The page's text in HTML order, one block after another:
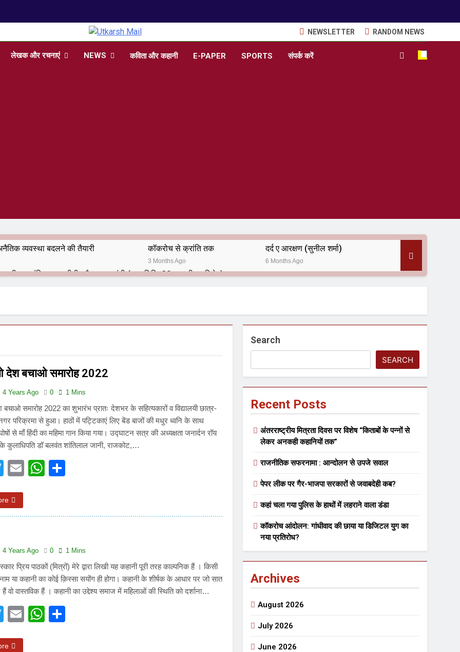
Mail
NEWSLETTER RANDOM NEWS
लेखक और रचनाएं NEWS कविता और कहानी E-PAPER SPORTS संपर्क करें
व्यवस्था बदलने की तैयारी कॉकरोच से क्रांति तक
3 Months Ago
दर्द ए आरक्षण (सुनील शर्मा)
6 Months Ago
भारतीय राजनीति में आज भी प्रासांगिक एव अद्वीतीय है महात्मा गांधी (पुण्य तिथि-30 जनवरी पर विशेष)
बंदा सिंह बहादुर की स्मृति में स्मारक निर्माण की दिशा में बढ़ते कदम
9 आतंकी ठिकानों पर भारत ने की एयर स्ट्राइक (ऑपरेशन सिन्दूर)
समाज समन्वय समिति के व्दारा‌ ‘राष्ट्रीय प्रबुद्ध ब्राह्मण‌ महासम्मेलन‌’ का सफल आयोजन
विलियम्स: एक ऐतिहासिक वापसी
(सम्पादकीय)
को मिला बेस्ट वालंटियर अवॉर्ड–लाल बिहारी लाल समाज सेवा मे तत्पर दानवीर परिवार
2 Years Ago
“ की बहुत बहुत बधाई
शर्मा ‘शरण’ (सम्पादकीय )
फरवरी) में अनुराधा प्रकाशन के स्टाल पर अपनी पुस्तक को प्रदर्शित/विमोचन हेतु संपर्क करें
भाषा की स्वीकृति
देश बचाओ समारोह 2022
4 Years Ago 0 1 Mins
बचाओ समारोह 2022 का शुभारंभ प्रातः देशभर के सहित्यकारों व विद्यालयी छात्र-
परिक्रमा से हुआ। हाठों में पट्टिकाएं लिए बेंड बाजों की मधुर ध्वनि के साथ
से माँ हिंदी का महिमा गान किया गया। उद्घाटन सत्र की अध्यक्षता जनार्दन रॉय
के कुलाधिपति डॉ बलवंत शांतिलाल जानी, राजकोट,…
Twitter
EmailWhatsApp
4 Years Ago 0 1 Mins
प्रिय पाठकों (मित्रों) मेरे द्वारा लिखी यह कहानी पूरी तरह काल्पनिक हैं । किसी
या कहानी का कोई क़िस्सा सयोंग ही होगा। कहानी के शीर्षक के आधार पर जो सात
वो वास्तविक हैं । कहानी का उद्देश्य समाज में महिलाओं की स्थिति को दर्शाना…
Twitter
EmailWhatsApp
Search
SEARCH
Recent Posts
अंतरराष्ट्रीय मित्रता दिवस पर विशेष “किताबों के पन्नों से
लेकर अनकही कहानियों तक”
राजनीतिक सफरनामा : आन्दोलन से उपजे सवाल
पेपर लीक पर गैर-भाजपा सरकारों से जवाबदेही कब?
कहां चला गया पुलिस के हाथों में लहराने वाला डंडा
कॉकरोच आंदोलन: गांधीवाद की छाया या डिजिटल युग का
नया प्रतिरोध?
Archives
August 2026
July 2026
June 2026